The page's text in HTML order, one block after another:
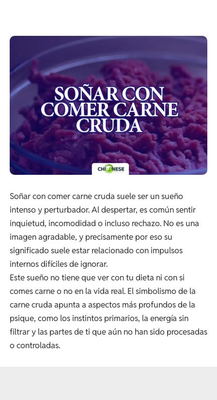
Soñar con comer carne cruda suele ser un sueño
intenso y perturbador. Al despertar, es común sentir
inquietud, incomodidad o incluso rechazo. No es una
imagen agradable, y precisamente por eso su
significado suele estar relacionado con impulsos
internos difíciles de ignorar.
Este sueño no tiene que ver con tu dieta ni con si
comes carne o no en la vida real. El simbolismo de la
carne cruda apunta a aspectos más profundos de la
psique, como los instintos primarios, la energía sin
filtrar y las partes de ti que aún no han sido procesadas
o controladas.